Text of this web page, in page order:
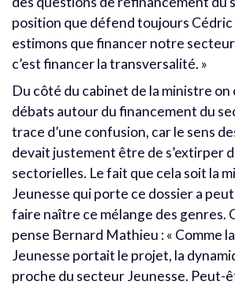
position que défend toujours Cédric
estimons que financer notre
c’est financer la transversalité. »
Du côté du cabinet de la ministre on
débats autour du financement du
trace d’une confusion, car le sens
devait justement être de s’extirper
sectorielles. Le fait que cela soit la
Jeunesse qui porte ce dossier a
faire naître ce mélange des genres.
pense Bernard Mathieu : « Comme
Jeunesse portait le projet, la
proche du secteur Jeunesse. Peut-